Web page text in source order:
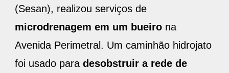
(Sesan), realizou serviços de
microdrenagem em um bueiro na
Avenida Perimetral. Um caminhão hidrojato
foi usado para desobstruir a rede de